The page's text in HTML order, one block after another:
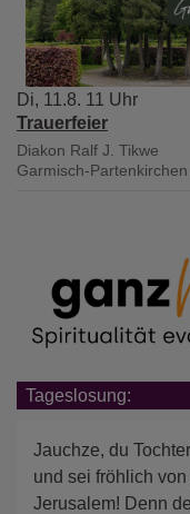
Di, 11.8. 11 Uhr
Trauerfeier
Diakon Ralf J. Tikwe
Garmisch-Partenkirchen
Tageslosung:
Jauchze, du
und sei fröhlich
Jerusalem! Denn